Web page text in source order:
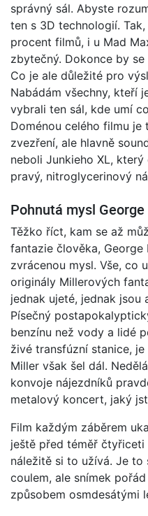
správný sál. Abyste
ten s 3D technologií.
procent filmů, i u Mad
zbytečný. Dokonce by
Co je ale důležité pro
Nabádám všechny, kteří
vybrali ten sál, kde umí
Doménou celého filmu
zvezření, ale hlavně
neboli Junkieho XL,
pravý, nitroglycerinový
Pohnutá mysl
Těžko říct, kam se až
fantazie člověka,
zvrácenou mysl. Vše, co
originály Millerových
jednak ujeté, jednak jsou
Písečný
benzínu než vody a lidé
živé transfúzní stanice,
Miller však šel dál.
konvoje nájezdníků
metalový koncert, jaký
Film každým záběrem
ještě před téměř
náležitě si to užívá. Je
coulem, ale snímek
způsobem osmdesátými